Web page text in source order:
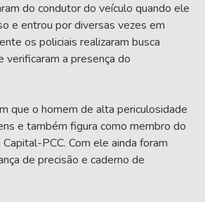
do condutor do veículo quando ele
e entrou por diversas vezes em
os policiais realizaram busca
verificaram a presença do
que o homem de alta periculosidade
e também figura como membro do
PCC. Com ele ainda foram
de precisão e caderno de